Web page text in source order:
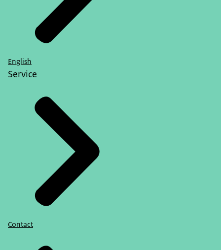
English
Service
Contact